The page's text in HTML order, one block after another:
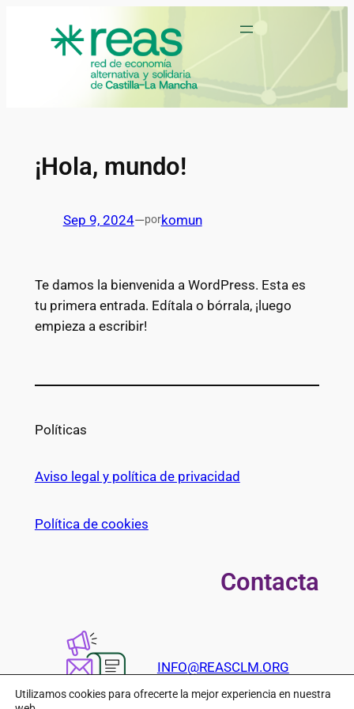
contenido
¡Hola, mundo!
Sep 9, 2024—porkomun
Te damos la bienvenida a WordPress. Esta es
tu primera entrada. Edítala o bórrala, ¡luego
empieza a escribir!
Políticas
Aviso legal y política de privacidad
Política de cookies
Contacta
INFO@REASCLM.ORG
Utilizamos cookies para ofrecerte la mejor experiencia en nuestra